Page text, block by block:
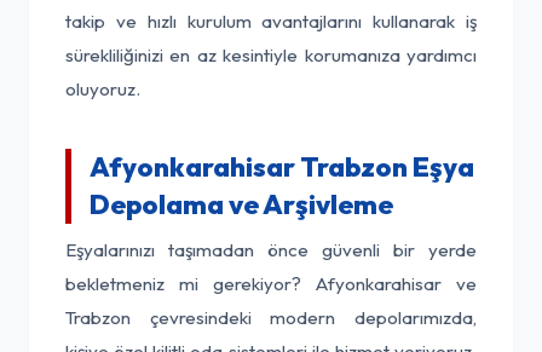
takip ve hızlı kurulum avantajlarını kullanarak iş
sürekliliğinizi en az kesintiyle korumanıza yardımcı
oluyoruz.
Afyonkarahisar Trabzon Eşya
Depolama ve Arşivleme
Eşyalarınızı taşımadan önce güvenli bir yerde
bekletmeniz mi gerekiyor? Afyonkarahisar ve
Trabzon çevresindeki modern depolarımızda,